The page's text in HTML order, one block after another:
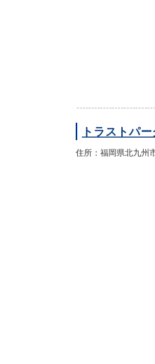
トラストパ
住所：福岡県北九州